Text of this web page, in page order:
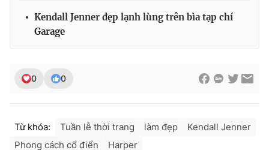
Cơ quan chủ quản:
cấp ngày 29/12/2023
Nguyễn Trọng Ninh
Tổng đài VTV:
024.38 355 931 - 024.38 355 932
Kendall Jenner đẹp lạnh lùng trên bìa tạp chí
Garage
0 0
Từ khóa: Tuần lễ thời trang làm đẹp
Kendall Jenner
Phong cách cổ điển
Harper